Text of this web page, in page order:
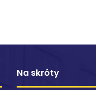
Na skróty